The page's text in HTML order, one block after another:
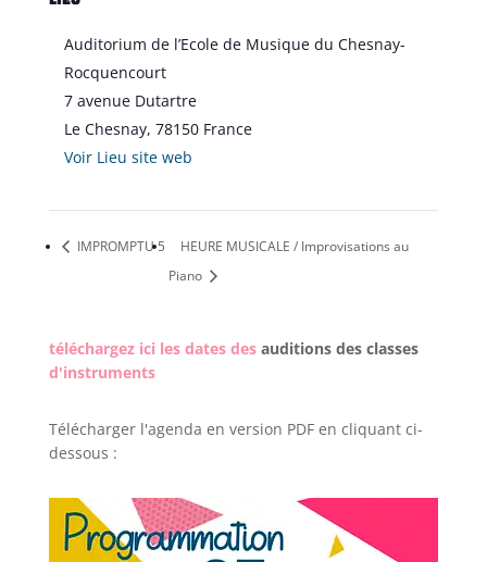
Auditorium de l’Ecole de Musique du Chesnay-
Rocquencourt
7 avenue Dutartre
Le Chesnay, 78150 France
Voir Lieu site web
IMPROMPTU 5
HEURE MUSICALE / Improvisations au
Piano
téléchargez ici les dates des auditions des classes
d'instruments
Télécharger l'agenda en version PDF en cliquant ci-
dessous :